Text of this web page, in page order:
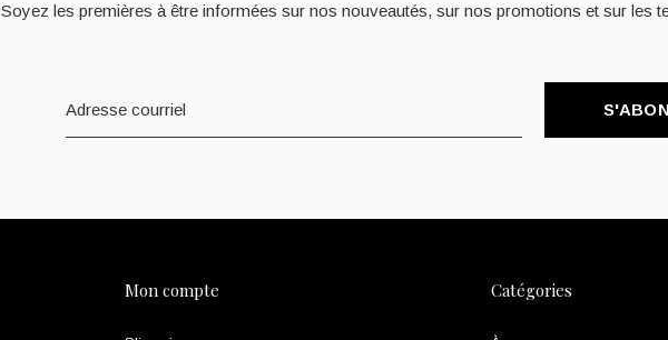
Soyez les premières à être informées sur nos nouveautés, sur nos promotions et sur les
Mon compte Catégories